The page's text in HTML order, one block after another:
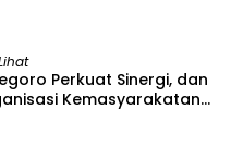
Perkuat Sinergi, dan
Kemasyarakatan